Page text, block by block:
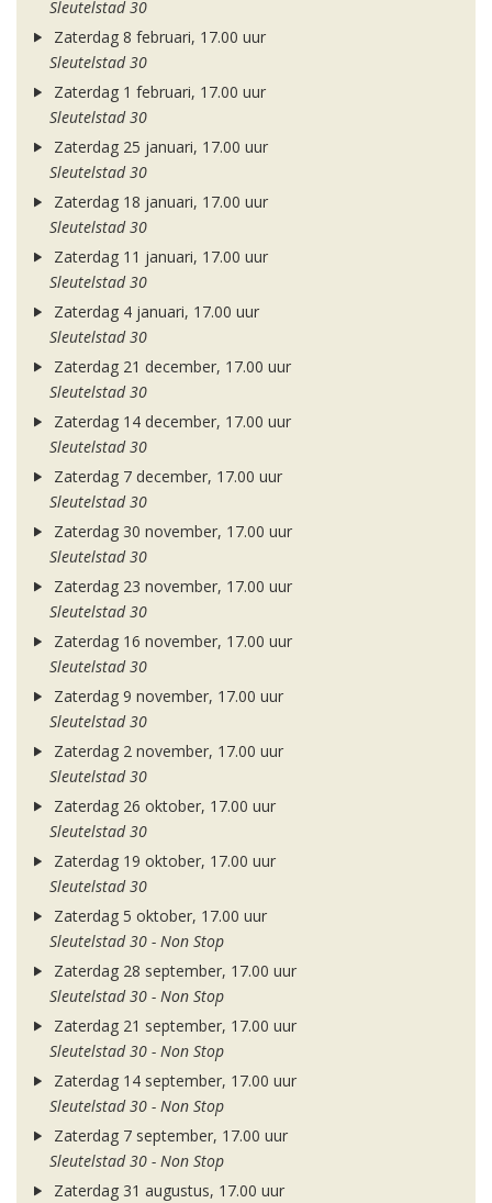
Sleutelstad 30
Zaterdag 8 februari, 17.00 uur
Sleutelstad 30
Zaterdag 1 februari, 17.00 uur
Sleutelstad 30
Zaterdag 25 januari, 17.00 uur
Sleutelstad 30
Zaterdag 18 januari, 17.00 uur
Sleutelstad 30
Zaterdag 11 januari, 17.00 uur
Sleutelstad 30
Zaterdag 4 januari, 17.00 uur
Sleutelstad 30
Zaterdag 21 december, 17.00 uur
Sleutelstad 30
Zaterdag 14 december, 17.00 uur
Sleutelstad 30
Zaterdag 7 december, 17.00 uur
Sleutelstad 30
Zaterdag 30 november, 17.00 uur
Sleutelstad 30
Zaterdag 23 november, 17.00 uur
Sleutelstad 30
Zaterdag 16 november, 17.00 uur
Sleutelstad 30
Zaterdag 9 november, 17.00 uur
Sleutelstad 30
Zaterdag 2 november, 17.00 uur
Sleutelstad 30
Zaterdag 26 oktober, 17.00 uur
Sleutelstad 30
Zaterdag 19 oktober, 17.00 uur
Sleutelstad 30
Zaterdag 5 oktober, 17.00 uur
Sleutelstad 30 - Non Stop
Zaterdag 28 september, 17.00 uur
Sleutelstad 30 - Non Stop
Zaterdag 21 september, 17.00 uur
Sleutelstad 30 - Non Stop
Zaterdag 14 september, 17.00 uur
Sleutelstad 30 - Non Stop
Zaterdag 7 september, 17.00 uur
Sleutelstad 30 - Non Stop
Zaterdag 31 augustus, 17.00 uur